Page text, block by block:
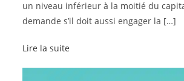
un niveau inférieur à la moitié du
demande s’il doit aussi engager la […]
Lire la suite